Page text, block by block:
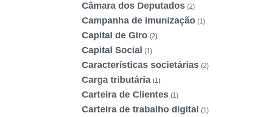
Câmara dos Deputados (2)
Campanha de imunização (1)
Capital de Giro (2)
Capital Social (1)
Características societárias (2)
Carga tributária (1)
Carteira de Clientes (1)
Carteira de trabalho digital (1)